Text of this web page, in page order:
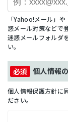
「Yahoo!メール」
惑メール対策などで
迷惑メールフォルダ
い。
個人情報
個人情報保護方針に
ださい。